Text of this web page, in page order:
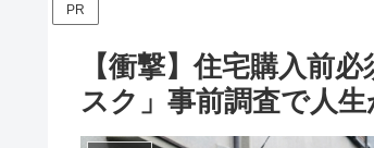
PR
【衝撃】住宅購入前
スク」事前調査で人